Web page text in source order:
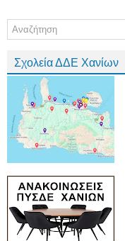
Σχολεία ΔΔΕ Χανίων